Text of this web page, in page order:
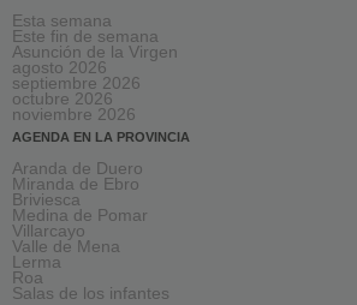
Esta semana
Este fin de semana
Asunción de la Virgen
agosto 2026
septiembre 2026
octubre 2026
noviembre 2026
AGENDA EN LA PROVINCIA
Aranda de Duero
Miranda de Ebro
Briviesca
Medina de Pomar
Villarcayo
Valle de Mena
Lerma
Roa
Salas de los infantes